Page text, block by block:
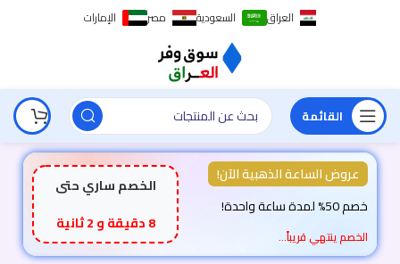
العراق السعودية مصر الإمارات
القائمة
عروض الساعة الذهبية الآن!
خصم 50% لمدة ساعة واحدة!
الخصم ينتهي قريباً…
الخصم ساري حتى
7 دقيقة و 59 ثانية